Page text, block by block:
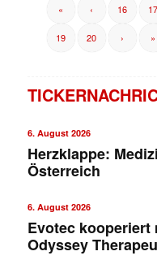
« ‹ 16 17
19 20 › »
6. August 2026
Herzklappe:
Österreich
6. August 2026
Evotec kooperiert
Odyssey